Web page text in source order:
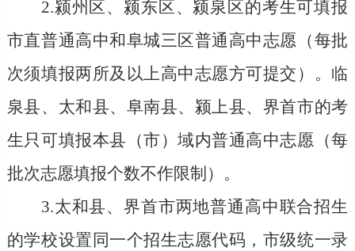
2.颍州区、颍东区、颍泉区的考生可填报
市直普通高中和阜城三区普通高中志愿 （每批
次须填报两所及以上高中志愿方可提交）
。临
泉县、太和县、阜南县、颍上县、界首市的考
生只可填报本县（市）域内普通高中志愿 （每
批次志愿填报个数不作限制） 。
3.太和县、界首市两地普通高中联合招生
的学校设置同一个招生志愿代码，市级统一录